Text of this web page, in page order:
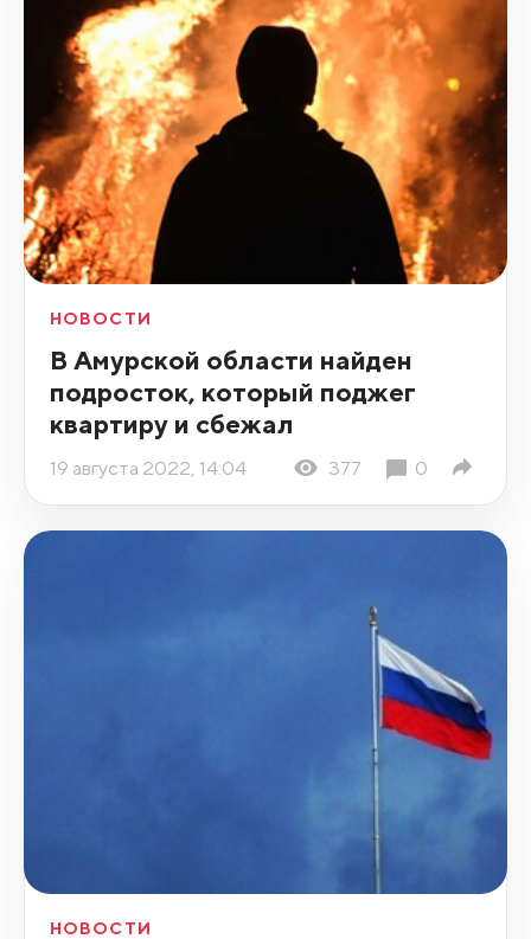
НОВОСТИ
В Амурской области найден
подросток, который поджег
квартиру и сбежал
19 августа 2022, 14:04 377 0
НОВОСТИ